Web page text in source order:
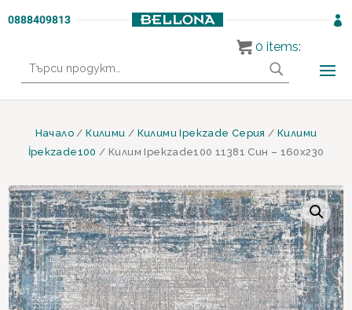
0888409813 
за:
Начало/Килими / Килими Ipekzade Серия /Килими
İpekzade100 / Килим Ipekzade100 11381 Син – 160х230
0 items: